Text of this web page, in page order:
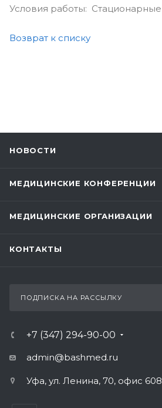
Условия работы: Стационарные
Возврат к списку
НОВОСТИ
МЕДИЦИНСКИЕ КОНФЕРЕНЦИИ
МЕДИЦИНСКИЕ ОРГАНИЗАЦИИ
КОНТАКТЫ
ПОДПИСКА НА РАССЫЛКУ
+7 (347) 294-90-00
admin@bashmed.ru
Уфа, ул. Ленина, 70, офис 608